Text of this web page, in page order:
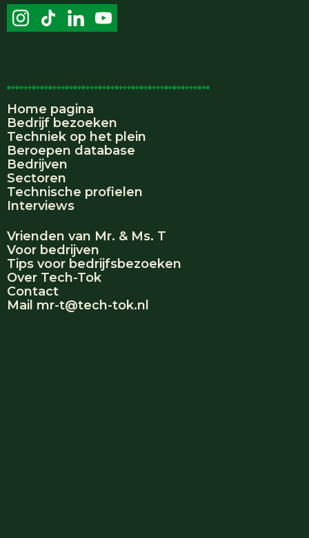
Home pagina
Bedrijf bezoeken
Techniek op het plein
Beroepen database
Bedrijven
Sectoren
Technische profielen
Interviews
Vrienden van Mr. & Ms. T
Voor bedrijven
Tips voor bedrijfsbezoeken
Over Tech-Tok
Contact
Mail mr-t@tech-tok.nl